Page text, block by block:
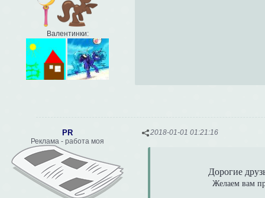
Валентинки:
2018-01-01 01:21:16
PR
Реклама - работа моя
Дорогие
Желаем вам